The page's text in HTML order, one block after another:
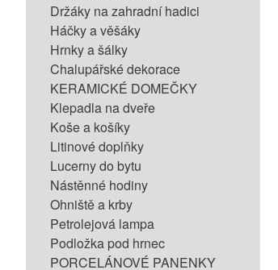
Držáky na zahradní hadici
Háčky a věšáky
Hrnky a šálky
Chalupářské dekorace
KERAMICKÉ DOMEČKY
Klepadla na dveře
Koše a košíky
Litinové doplňky
Lucerny do bytu
Nástěnné hodiny
Ohniště a krby
Petrolejová lampa
Podložka pod hrnec
PORCELÁNOVÉ PANENKY